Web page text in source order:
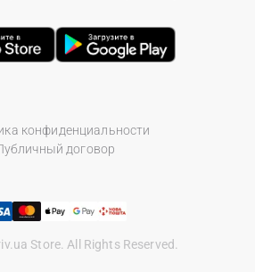
конфиденциальности
договор
Store. All Rights Reserved.